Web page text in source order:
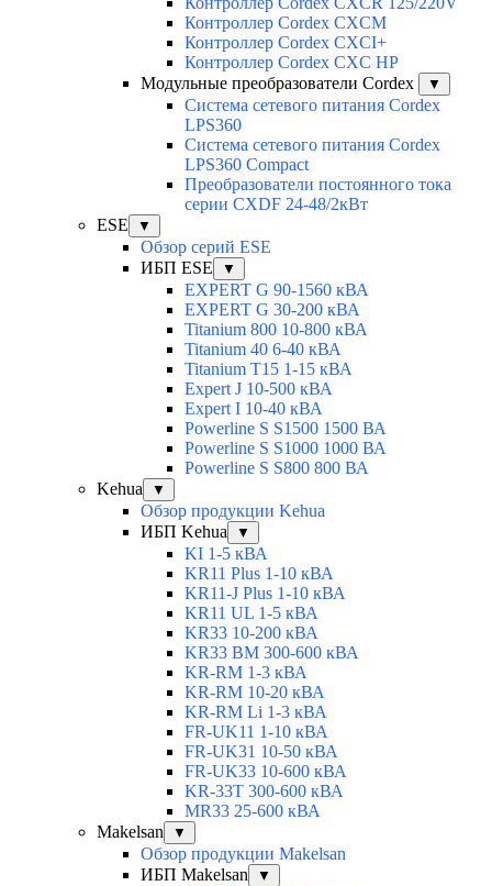
Контроллер Cordex CXCM
Контроллер Cordex CXCI+
Контроллер Cordex CXC HP
Модульные преобразователи Cordex
▼
Система сетевого питания Cordex
LPS360
Система сетевого питания Cordex
LPS360 Compact
Преобразователи постоянного тока
серии CXDF 24-48/2кВт
ESE
▼
Обзор серий ESE
ИБП ESE
▼
EXPERT G 90-1560 кВА
EXPERT G 30-200 кВА
Titanium 800 10-800 кВА
Titanium 40 6-40 кВА
Titanium T15 1-15 кВА
Expert J 10-500 кВА
Expert I 10-40 кВА
Powerline S S1500 1500 ВА
Powerline S S1000 1000 ВА
Powerline S S800 800 ВА
Kehua
▼
Обзор продукции Kehua
ИБП Kehua
▼
KI 1-5 кВА
KR11 Plus 1-10 кВА
KR11-J Plus 1-10 кВА
KR11 UL 1-5 кВА
KR33 10-200 кВА
KR33 BM 300-600 кВА
KR-RM 1-3 кВА
KR-RM 10-20 кВА
KR-RM Li 1-3 кВА
FR-UK11 1-10 кВА
FR-UK31 10-50 кВА
FR-UK33 10-600 кВА
KR-33T 300-600 кВА
MR33 25-600 кВА
Makelsan
▼
Обзор продукции Makelsan
ИБП Makelsan
▼